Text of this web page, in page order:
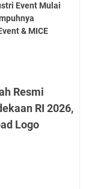
Event Mulai
& MICE
Resmi
RI 2026,
Logo